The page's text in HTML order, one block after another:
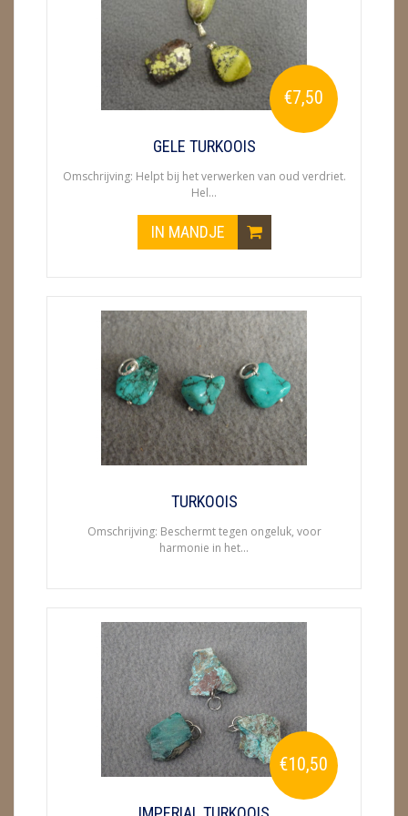
GEODE 'S / STANDAARDS
HANGERS
METEORIETEN
READING EN PERSOONLIJK ADVIES
SCHEDELS / SKULLS
TELEFOON KOORDEN
THEELICHTEN
WIEROOK, OLIE & TOEBEHOREN
ZAKJES WATER ELIXERS
€7,50
GELE TURKOOIS
Omschrijving: Helpt bij het verwerken van oud verdriet.
Hel...
IN MANDJE
TURKOOIS
Omschrijving: Beschermt tegen ongeluk, voor
harmonie in het...
€10,50